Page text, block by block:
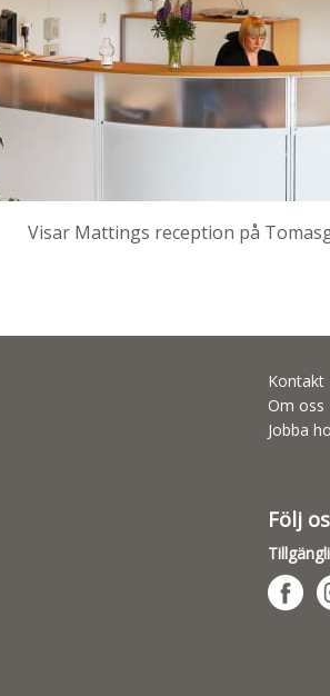
Visar Mattings reception på
Kontakt
Om oss
Jobba
Följ